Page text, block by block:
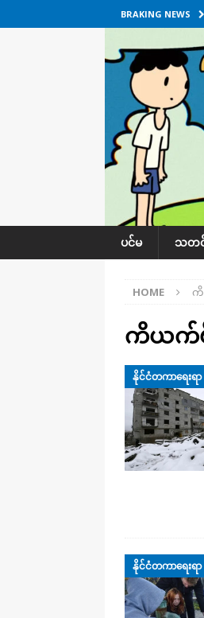
BRAKING NEWS
ပင်မ သတ
HOME ကိ
ကိယက်
နိုင်ငံတကာရေးရာ
နိုင်ငံတကာရေးရာ